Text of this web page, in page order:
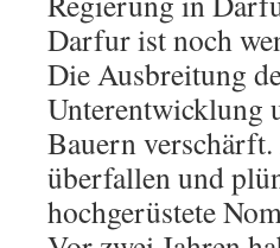
Darfur ist noch
Die Ausbreitung
Unterentwicklung
Bauern
überfallen und
hochgerüstete